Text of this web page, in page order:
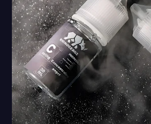
味
劑
數
量